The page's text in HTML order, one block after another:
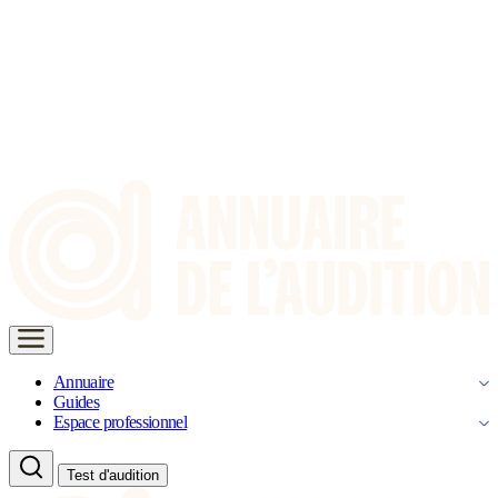
Annuaire
Guides
Espace professionnel
Test d'audition